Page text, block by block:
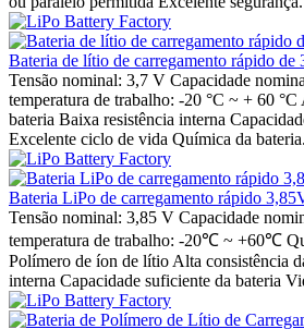
Bateria de lítio de carregamento rápido
Tensão nominal: 3,7 V Capacidade
temperatura de trabalho: -20 °C ~ + 60 °C
bateria Baixa resistência interna
Excelente ciclo de vida Química da
Bateria LiPo de carregamento rápido
Tensão nominal: 3,85 V Capacidade
temperatura de trabalho: -20℃ ~ +60℃
Polímero de íon de lítio Alta consistência
interna Capacidade suficiente da bateria